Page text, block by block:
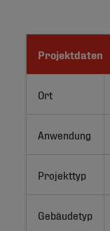
Projektdaten
Ort
Anwendung
Projekttyp
Gebäudetyp